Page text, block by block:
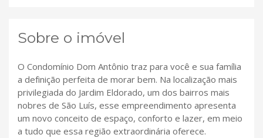
Sobre o imóvel
O Condomínio Dom Antônio traz para você e sua família
a definição perfeita de morar bem. Na localização mais
privilegiada do Jardim Eldorado, um dos bairros mais
nobres de São Luís, esse empreendimento apresenta
um novo conceito de espaço, conforto e lazer, em meio
a tudo que essa região extraordinária oferece.